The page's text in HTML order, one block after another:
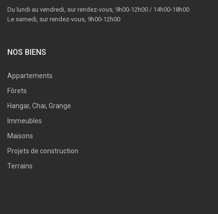
Du lundi au vendredi, sur rendez-vous, 9h00-12h00 / 14h00-18h00
Le samedi, sur rendez-vous, 9h00-12h00
NOS BIENS
Appartements
Fôrets
Hangar, Chai, Grange
Immeubles
Maisons
Projets de construction
Terrains